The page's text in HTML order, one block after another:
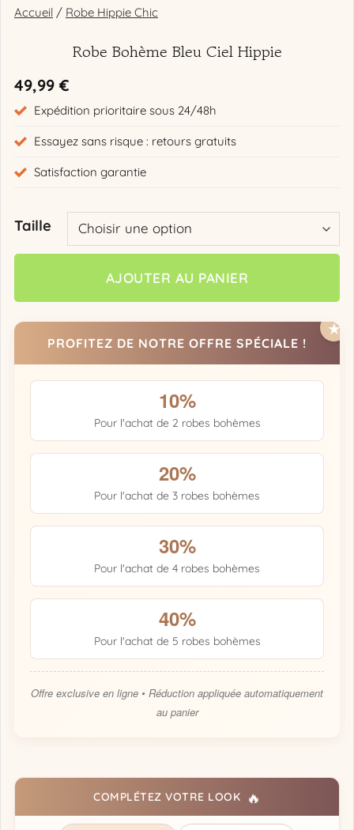
Accueil / Robe Hippie Chic
Robe Bohème Bleu Ciel Hippie
49,99 €
Expédition prioritaire sous 24/48h
Essayez sans risque : retours gratuits
Satisfaction garantie
Taille
AJOUTER AU PANIER
PROFITEZ DE NOTRE OFFRE SPÉCIALE !
10%
Pour l'achat de 2 robes bohèmes
20%
Pour l'achat de 3 robes bohèmes
30%
Pour l'achat de 4 robes bohèmes
40%
Pour l'achat de 5 robes bohèmes
Offre exclusive en ligne • Réduction appliquée automatiquement
au panier
COMPLÉTEZ VOTRE LOOK 🔥